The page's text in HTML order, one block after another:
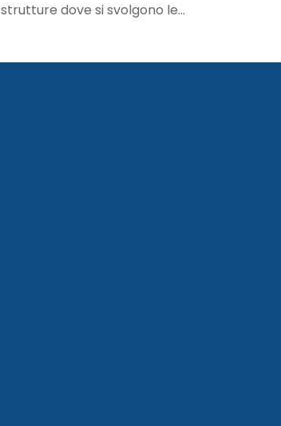
strutture dove si svolgono le…